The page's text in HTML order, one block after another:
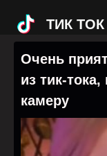
ТИК ТОК
Очень
из тик-
камеру